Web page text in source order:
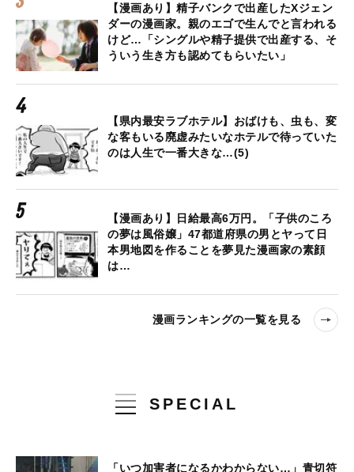
【漫画あり】精子バンクで出産したXジェン
ダーの漫画家。親のエゴで生んでと言われる
けど…「シングルや精子提供で出産する、そ
ういう生き方も認めてもらいたい」
【県内最安ラブホテル】おばけも、虫も、変
な客もいる廃虚みたいなホテルで待っていた
のは人生で一番大きな…(5)
【漫画あり】日給最高6万円。「子供のころ
の夢は風俗嬢」47都道府県の男とヤって日
本男地図を作ることを夢見た漫画家の素顔
は…
漫画ランキングの一覧を見る
SPECIAL
「いつ加害者になるかわからない…」青切符